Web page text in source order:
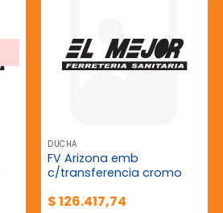
DUCHA
FV Arizona emb
c/transferencia cromo
$126.417,74